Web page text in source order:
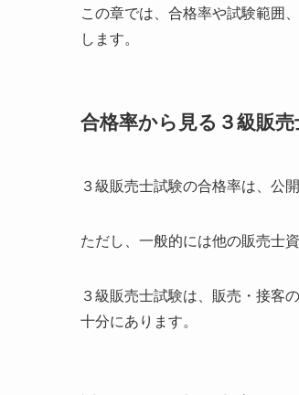
この章では、合格率や試験範囲
します。
合格率から見る３級販
３級販売士試験の合格率は、公
ただし、一般的には他の販売士
３級販売士試験は、販売・接客
十分にあります。